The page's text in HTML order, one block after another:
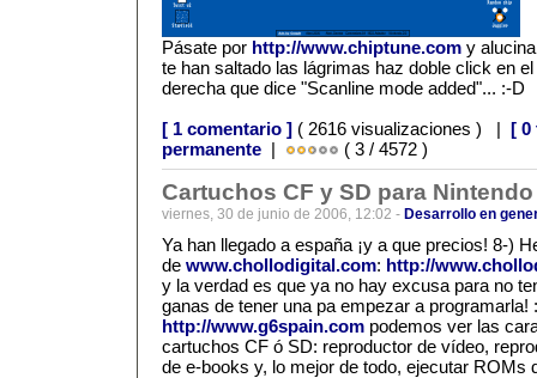
Pásate por http://www.chiptune.com y
te han saltado las lágrimas haz doble click en
derecha que dice "Scanline mode added"... :-D
[ 1 comentario ] ( 2616 visualizaciones ) | [ 0
permanente | ( 3 / 4572 )
Cartuchos CF y SD para Nintendo
viernes, 30 de junio de 2006, 12:02 - Desarrollo en
Ya han llegado a españa ¡y a que precios! 8-)
de www.chollodigital.com: http://
y la verdad es que ya no hay excusa para no
ganas de tener una pa empezar a programarla!
http://www.g6spain.com podemos ver las
cartuchos CF ó SD: reproductor de vídeo,
de e-books y, lo mejor de todo, ejecutar ROMs